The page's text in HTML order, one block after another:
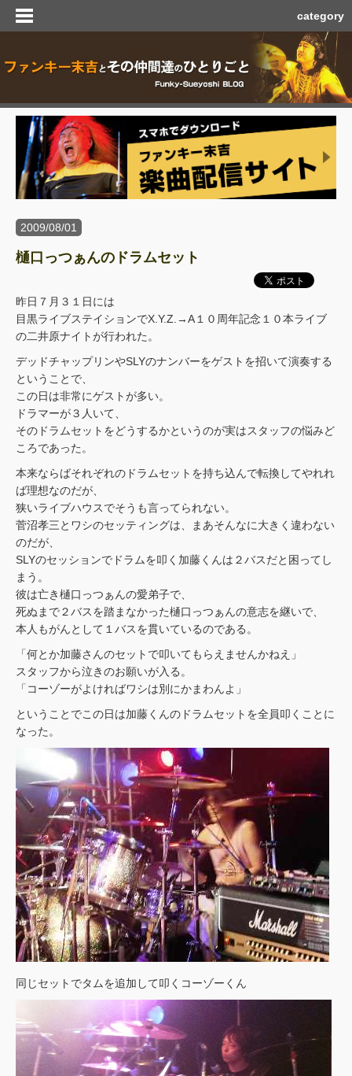
category
2009/08/01
樋口っつぁんのドラムセット
昨日７月３１日には
目黒ライブステイションでX.Y.Z.→A１０周年記念１０本ライブ
の二井原ナイトが行われた。
デッドチャップリンやSLYのナンバーをゲストを招いて演奏する
ということで、
この日は非常にゲストが多い。
ドラマーが３人いて、
そのドラムセットをどうするかというのが実はスタッフの悩みど
ころであった。
本来ならばそれぞれのドラムセットを持ち込んで転換してやれれ
ば理想なのだが、
狭いライブハウスでそうも言ってられない。
菅沼孝三とワシのセッティングは、まあそんなに大きく違わない
のだが、
SLYのセッションでドラムを叩く加藤くんは２バスだと困ってし
まう。
彼は亡き樋口っつぁんの愛弟子で、
死ぬまで２バスを踏まなかった樋口っつぁんの意志を継いで、
本人もがんとして１バスを貫いているのである。
「何とか加藤さんのセットで叩いてもらえませんかねえ」
スタッフから泣きのお願いが入る。
「コーゾーがよければワシは別にかまわんよ」
ということでこの日は加藤くんのドラムセットを全員叩くことに
なった。
同じセットでタムを追加して叩くコーゾーくん